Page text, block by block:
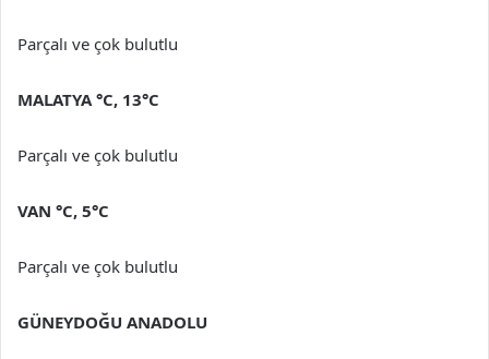
Parçalı ve çok bulutlu
MALATYA °C, 13°C
Parçalı ve çok bulutlu
VAN °C, 5°C
Parçalı ve çok bulutlu
GÜNEYDOĞU ANADOLU